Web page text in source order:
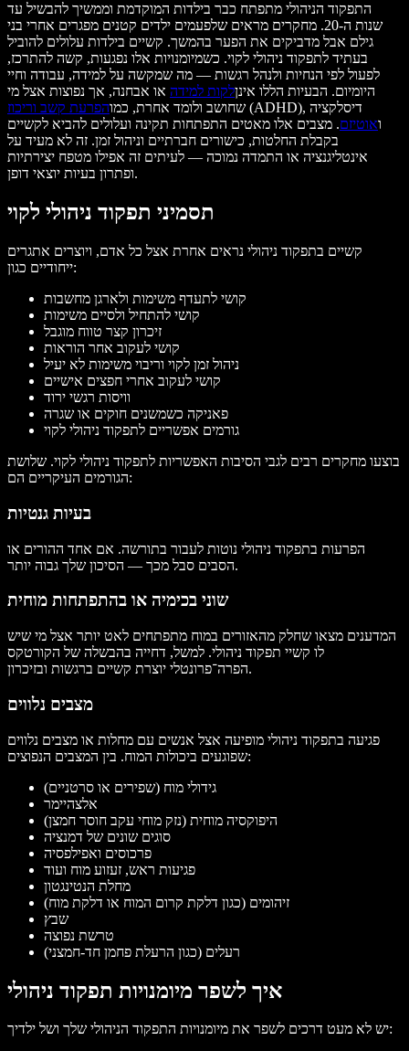
התפקוד הניהולי מתפתח כבר בילדות המוקדמת וממשיך להבשיל עד
שנות ה-20. מחקרים מראים שלפעמים ילדים קטנים מפגרים אחרי בני
גילם אבל מדביקים את הפער בהמשך. קשיים בילדות עלולים להוביל
בעתיד לתפקוד ניהולי לקוי. כשמיומנויות אלו נפגעות, קשה להתרכז,
לפעול לפי הנחיות ולנהל רגשות — מה שמקשה על למידה, עבודה וחיי
היומיום. הבעיות הללו אינןלקות למידה או אבחנה, אך נפוצות אצל מי
שחושב ולומד אחרת, כמוהפרעת קשב וריכוז
(ADHD), דיסלקציה
ואוטיזם. מצבים אלו מאטים התפתחות תקינה ועלולים להביא לקשיים
בקבלת החלטות, כישורים חברתיים וניהול זמן. זה לא מעיד על
אינטליגנציה או התמדה נמוכה — לעיתים זה אפילו מטפח יצירתיות
ופתרון בעיות יוצאי דופן.
תסמיני תפקוד ניהולי לקוי
קשיים בתפקוד ניהולי נראים אחרת אצל כל אדם, ויוצרים אתגרים
ייחודיים כגון:
קושי לתעדף משימות ולארגן מחשבות
קושי להתחיל ולסיים משימות
זיכרון קצר טווח מוגבל
קושי לעקוב אחר הוראות
ניהול זמן לקוי וריבוי משימות לא יעיל
קושי לעקוב אחרי חפצים אישיים
וויסות רגשי ירוד
פאניקה כשמשנים חוקים או שגרה
גורמים אפשריים לתפקוד ניהולי לקוי
בוצעו מחקרים רבים לגבי הסיבות האפשריות לתפקוד ניהולי לקוי. שלושת
הגורמים העיקריים הם:
בעיות גנטיות
הפרעות בתפקוד ניהולי נוטות לעבור בתורשה. אם אחד ההורים או
הסבים סבל מכך — הסיכון שלך גבוה יותר.
שוני בכימיה או בהתפתחות מוחית
המדענים מצאו שחלק מהאזורים במוח מתפתחים לאט יותר אצל מי שיש
לו קשיי תפקוד ניהולי. למשל, דחייה בהבשלה של הקורטקס
הפרה־פרונטלי יוצרת קשיים ברגשות ובזיכרון.
מצבים נלווים
פגיעה בתפקוד ניהולי מופיעה אצל אנשים עם מחלות או מצבים נלווים
שפוגעים ביכולות המוח. בין המצבים הנפוצים:
גידולי מוח (שפירים או סרטניים)
אלצהיימר
היפוקסיה מוחית (נזק מוחי עקב חוסר חמצן)
סוגים שונים של דמנציה
פרכוסים ואפילפסיה
פגיעות ראש, זעזוע מוח ועוד
מחלת הנטינגטון
זיהומים (כגון דלקת קרום המוח או דלקת מוח)
שבץ
טרשת נפוצה
רעלים (כגון הרעלת פחמן חד-חמצני)
איך לשפר מיומנויות תפקוד ניהולי
יש לא מעט דרכים לשפר את מיומנויות התפקוד הניהולי שלך ושל ילדיך: